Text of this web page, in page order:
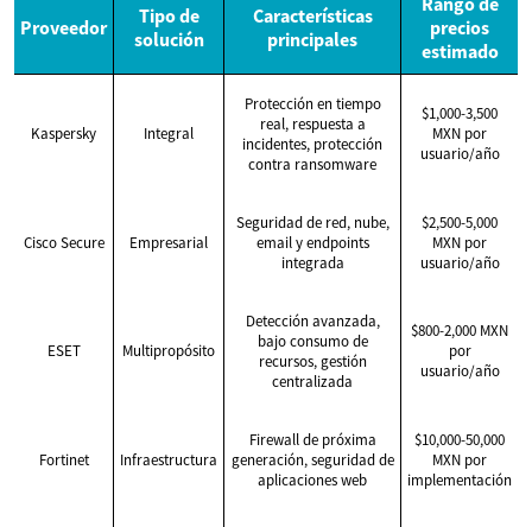
Proveedor
Tipo de
solución
Características
principales
precios
estimado
Kaspersky Integral
Protección en tiempo
real, respuesta a
incidentes, protección
contra ransomware
$1,000-3,500
MXN por
usuario/año
Cisco Secure Empresarial
Seguridad de red, nube,
email y endpoints
integrada
$2,500-5,000
MXN por
usuario/año
ESET Multipropósito
Detección avanzada,
bajo consumo de
recursos, gestión
centralizada
$800-2,000 MXN
por
usuario/año
Fortinet Infraestructura
Firewall de próxima
generación, seguridad de
aplicaciones web
$10,000-50,000
MXN por
implementación